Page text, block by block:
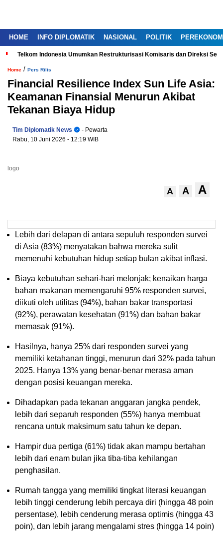
HOME INFO DIPLOMATIK NASIONAL POLITIK
Telkom Indonesia Umumkan Restrukturisasi Komisaris dan Direksi
Home / Pers Rilis
Financial Resilience Index Sun Life Asia:
Keamanan Finansial Menurun Akibat
Tekanan Biaya Hidup
Tim Diplomatik News
- Pewarta
Rabu, 10 Juni 2026 - 12:19 WIB
logo
A A A
Lebih dari delapan di antara sepuluh responden survei
di Asia (83%) menyatakan bahwa mereka sulit
memenuhi kebutuhan hidup setiap bulan akibat inflasi.
Biaya kebutuhan sehari-hari melonjak; kenaikan harga
bahan makanan memengaruhi 95% responden survei,
diikuti oleh utilitas (94%), bahan bakar transportasi
(92%), perawatan kesehatan (91%) dan bahan bakar
memasak (91%).
Hasilnya, hanya 25% dari responden survei yang
memiliki ketahanan tinggi, menurun dari 32% pada tahun
2025. Hanya 13% yang benar-benar merasa aman
dengan posisi keuangan mereka.
Dihadapkan pada tekanan anggaran jangka pendek,
lebih dari separuh responden (55%) hanya membuat
rencana untuk maksimum satu tahun ke depan.
Hampir dua pertiga (61%) tidak akan mampu bertahan
lebih dari enam bulan jika tiba-tiba kehilangan
penghasilan.
Rumah tangga yang memiliki tingkat literasi keuangan
lebih tinggi cenderung lebih percaya diri (hingga 48 poin
persentase), lebih cenderung merasa optimis (hingga 43
poin), dan lebih jarang mengalami stres (hingga 14 poin)